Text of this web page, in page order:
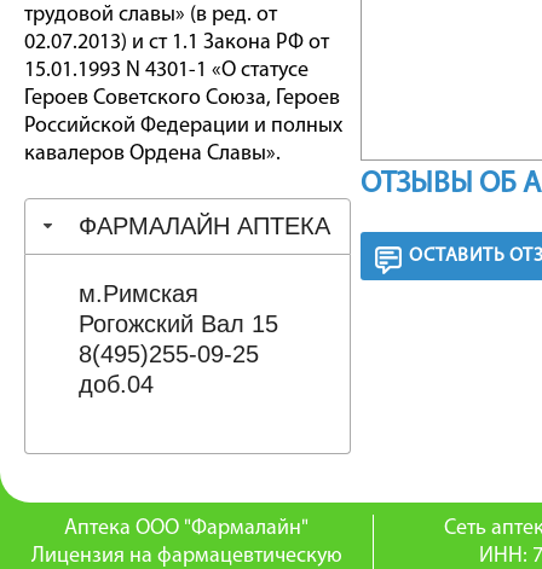
трудовой славы» (в ред. от
02.07.2013) и ст 1.1 Закона РФ от
15.01.1993 N 4301-1 «О статусе
Героев Советского Союза, Героев
Российской Федерации и полных
кавалеров Ордена Славы».
ФАРМАЛАЙН АПТЕКА
м.Римская
Рогожский Вал 15
8(495)255-09-25
доб.04
ОТЗЫВЫ ОБ
ОСТАВИТЬ
Аптека ООО "Фармалайн"
Лицензия на фармацевтическую
Сеть
ИНН: